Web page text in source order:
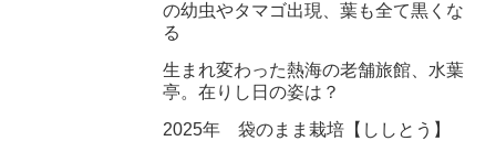
の幼虫やタマゴ出現、葉も全て黒くな
る
生まれ変わった熱海の老舗旅館、水葉
亭。在りし日の姿は？
2025年 袋のまま栽培【ししとう】